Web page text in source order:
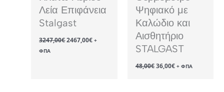
Λεία Επιφάνεια
Stalgast
3247,00€Original
price
2467,00€Η+
ΦΠΑ
Ψηφιακό με
Καλώδιο και
Αισθητήριο
STALGAST
48,00€Original
price
36,00€Η+ ΦΠΑ